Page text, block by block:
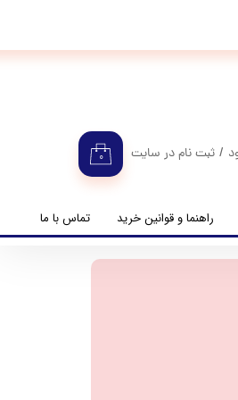
۰ / ثبت نام در سایت
گذر واژه
ای
راهنما و قوانین خرید تماس با ما